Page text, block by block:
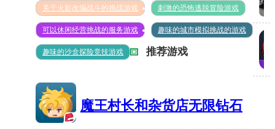
关于火影改编战斗的挑战游戏 刺激的恐怖逃脱冒险游戏
可以休闲经营挑战的服务游戏 趣味的城市模拟挑战的游戏
趣味的沙盒探险竞技游戏 推荐游戏
无限
钻石
315MB
真
实
手
搏
魔王村长和杂货店无限钻石